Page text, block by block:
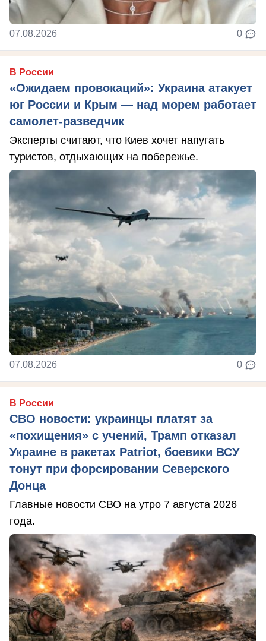
07.08.2026 0
В России
«Ожидаем провокаций»: Украина атакует
юг России и Крым — над морем работает
самолет-разведчик
Эксперты считают, что Киев хочет напугать
туристов, отдыхающих на побережье.
07.08.2026 0
В России
СВО новости: украинцы платят за
«похищения» с учений, Трамп отказал
Украине в ракетах Patriot, боевики ВСУ
тонут при форсировании Северского
Донца
Главные новости СВО на утро 7 августа 2026
года.